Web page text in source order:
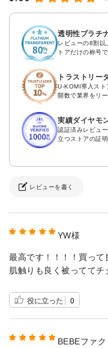
透明性プラチ
レビューの8割以
トアだけの称号で
トラストリー
U-KOMI導入スト
開数で業界をリ
実績ダイヤモ
認証済みレビュ
立つストアの証明
レビューを書く
YW様
最高です！！！！買って
肌触りも良く被っててチ
役に立った 0
BEBEファ